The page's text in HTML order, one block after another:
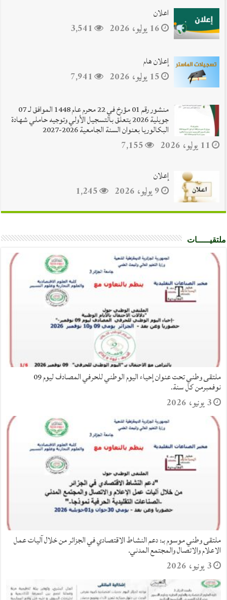
بوابة المنصات الرقمية
البوابة الإلكترونية للجامعـة
اعلان
16 يوليو، 2026
3,541
إعلان هام
15 يوليو، 2026
7,941
منشور رقم 01 مؤرخ في 22 محرم عام 1448 الموافق لـ 07
جويلية 2026 يتعلق بالتسجيل الأولي وتوجيه حاملي شهادة
البكالوريا بعنوان السنة الجامعية 2026-2027
11 يوليو، 2026
7,155
إعلان
9 يوليو، 2026
1,245
ملتقيـــــات
ملتقى وطني بعنوان : ريادة الأعمال في ظل التحول الرقمي الحكومي فرص
وتحديات الجزائر الجديدة.
7 أبريل، 2026
عودة بالصور إلى فعاليات الملتقى الوطني: “السكري، التغذية والأداء: نحو توازن
صحي ومستدام” بالمعهد الوطني للتربية البدنية والرياضية.
16 نوفمبر، 2025